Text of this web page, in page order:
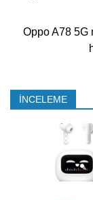
Oppo A78 5G
İNCELEME